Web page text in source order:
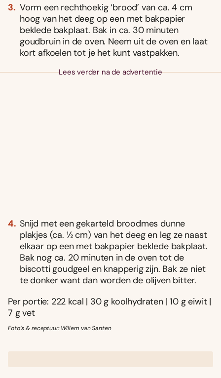
Vorm een rechthoekig ‘brood’ van ca. 4 cm
hoog van het deeg op een met bakpapier
beklede bakplaat. Bak in ca. 30 minuten
goudbruin in de oven. Neem uit de oven en laat
kort afkoelen tot je het kunt vastpakken.
Lees verder na de advertentie
Snijd met een gekarteld broodmes dunne
plakjes (ca. ½ cm) van het deeg en leg ze naast
elkaar op een met bakpapier beklede bakplaat.
Bak nog ca. 20 minuten in de oven tot de
biscotti goudgeel en knapperig zijn. Bak ze niet
te donker want dan worden de olijven bitter.
Per portie: 222 kcal | 30 g koolhydraten | 10 g eiwit |
7 g vet
Foto’s & receptuur: Willem van Santen